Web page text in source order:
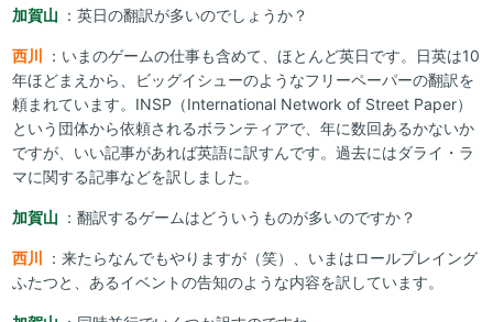
加賀山 ：英日の翻訳が多いのでしょうか？
西川
：いまのゲームの仕事も含めて、ほとんど英日です。日英は10
年ほどまえから、ビッグイシューのようなフリーペーパーの翻訳を
頼まれています。INSP（International Network of Street Paper）
という団体から依頼されるボランティアで、年に数回あるかないか
ですが、いい記事があれば英語に訳すんです。過去にはダライ・ラ
マに関する記事などを訳しました。
加賀山 ：翻訳するゲームはどういうものが多いのですか？
西川
：来たらなんでもやりますが（笑）、いまはロールプレイング
ふたつと、あるイベントの告知のような内容を訳しています。